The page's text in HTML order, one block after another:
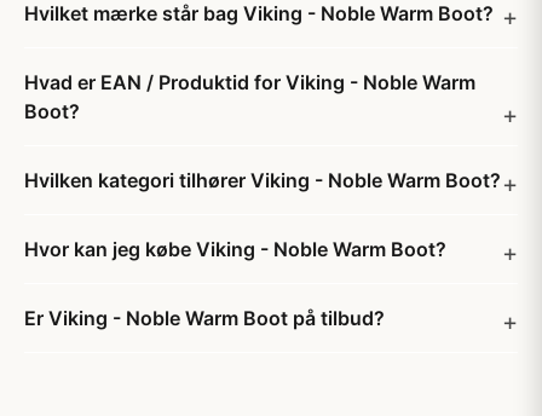
Hvilket mærke står bag Viking - Noble Warm Boot?
Hvad er EAN / Produktid for Viking - Noble Warm
Boot?
Hvilken kategori tilhører Viking - Noble Warm Boot?
Hvor kan jeg købe Viking - Noble Warm Boot?
Er Viking - Noble Warm Boot på tilbud?